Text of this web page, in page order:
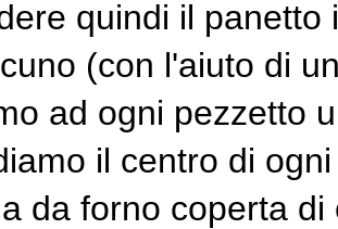
quindi il
(con l'aiuto di
ad ogni pezzetto
il centro di
da forno coperta